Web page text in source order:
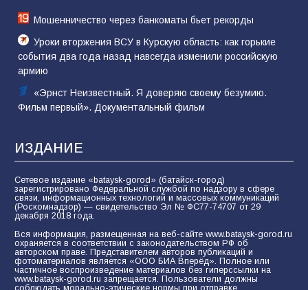
Мошенничество через банкоматы бьет рекорды
Уроки вторжения ВСУ в Курскую область: как горькие
события два года назад навсегда изменили российскую
армию
«Эрнст Неизвестный. Я доверяю своему безумию.
Фильм первый». Документальный фильм
ИЗДАНИЕ
Сетевое издание «bataysk-gorod» (батайск-город)
зарегистрировано Федеральной службой по надзору в сфере
связи, информационных технологий и массовых коммуникаций
(Роскомнадзор) — свидетельство Эл № ФС77-74707 от 29
декабря 2018 года.
Вся информация, размещенная на веб-сайте www.bataysk-gorod.ru
охраняется в соответствии с законодательством РФ об
авторском праве. Представителем авторов публикаций и
фотоматериалов является «ООО БИА Вперёд». Полное или
частичное воспроизведение материалов без гиперссылки на
www.bataysk-gorod.ru запрещается. Пользователи должны